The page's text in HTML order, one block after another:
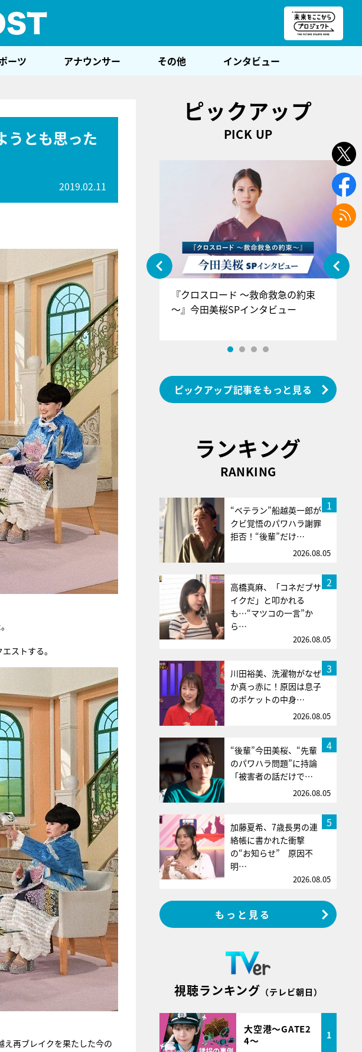
ーツ アナウンサー その他 インタビュー
うとも思った
2019.02.11
ストする。
え再ブレイクを果たした今の
ピックアップ
PICK UP
アイ＝ラブ！げーみんぐ』＝LOV
E齋藤樹愛羅＆佐々木舞香SPインタ
『クロスロード ～救命救急の約束
～』今田美桜SPインタビュー
ピックアップ記事をもっと見る
ランキング
RANKING
1
“ベテラン”船越英一郎が
クビ覚悟のパワハラ謝罪
拒否！“後輩”だけ…
2026.08.05
2
高橋真麻、「コネだブサ
イクだ」と叩かれる
も…“マツコの一言”か
ら…
2026.08.05
3
川田裕美、洗濯物がなぜ
か真っ赤に！原因は息子
のポケットの中身…
2026.08.05
4
“後輩”今田美桜、“先輩
のパワハラ問題”に持論
「被害者の話だけで…
2026.08.05
5
加藤夏希、7歳長男の連
絡帳に書かれた衝撃
の“お知らせ” 原因不
明…
2026.08.05
もっと見る
視聴ランキング （テレビ朝日）
大空港～GATE2
4～
1